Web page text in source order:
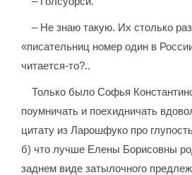
– Не знаю такую. Их столько
«писательниц номер один в
читается-то?..
Только было Софья
поумничать и поехидничать
цитату из Ларошфуко про
б) что лучше Елены Борисовны
заднем виде затылочного